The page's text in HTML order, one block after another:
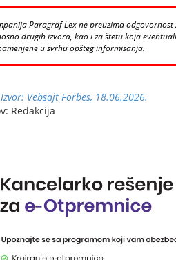
Paragraf Lex ne preuzima
drugih izvora, kao i za štetu koja
u svrhu opšteg informisanja.
Izvor: Vebsajt Forbes, 18.06.2026.
Redakcija